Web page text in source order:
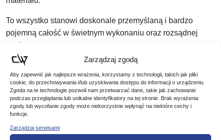
Zarządzaj zgodą
Aby zapewnić jak najlepsze wrażenia, korzystamy z technologii, takich jak pliki
cookie, do przechowywania i/lub uzyskiwania dostępu do informacji o urządzeniu.
Zgoda na te technologie pozwoli nam przetwarzać dane, takie jak zachowanie
podczas przeglądania lub unikalne identyfikatory na tej stronie. Brak wyrażenia
zgody lub wycofanie zgody może niekorzystnie wpłynąć na niektóre cechy i
funkcje.
Zarządzaj serwisami
To wszystko stanowi doskonale przemyślaną i bardzo
pojemną całość w świetnym wykonaniu oraz rozsądnej
cenie.
Wymiary: 34 x 20 x 20 cm
Nr katalogowy: 1345043